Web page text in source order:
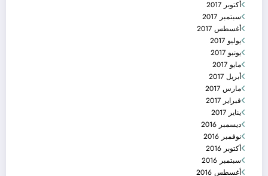
أكتوبر 2017
سبتمبر 2017
أغسطس 2017
يوليو 2017
يونيو 2017
مايو 2017
أبريل 2017
مارس 2017
فبراير 2017
يناير 2017
ديسمبر 2016
نوفمبر 2016
أكتوبر 2016
سبتمبر 2016
أغسطس 2016